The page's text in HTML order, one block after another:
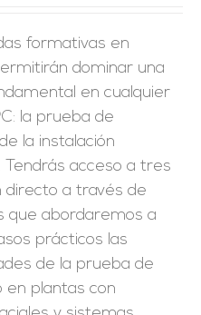
formativas en
dominar una
en cualquier
la prueba de
la instalación
Tendrás acceso a tres
directo a través de
que abordaremos a
prácticos las
de la prueba de
en plantas con